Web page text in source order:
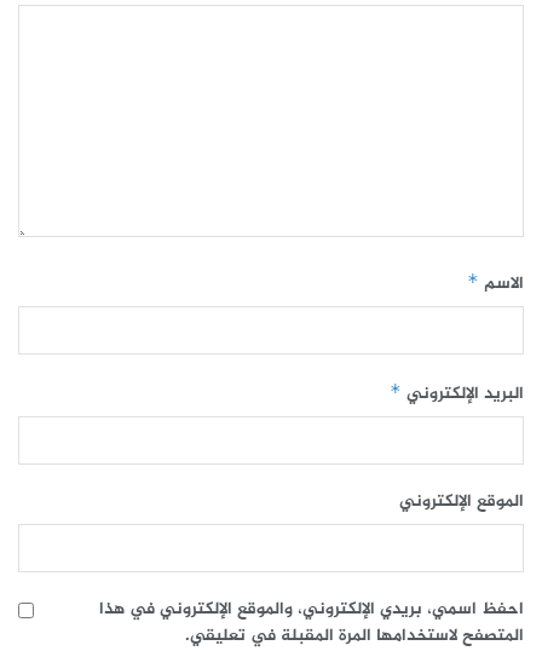
الاسم *
البريد الإلكتروني *
الموقع الإلكتروني
احفظ اسمي، بريدي الإلكتروني، والموقع الإلكتروني في هذا
المتصفح لاستخدامها المرة المقبلة في تعليقي.